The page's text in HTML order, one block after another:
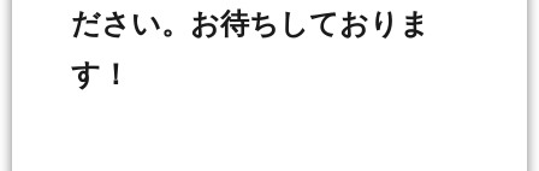
ださい。お待ちしておりま
す！